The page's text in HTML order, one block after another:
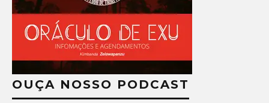
OUÇA NOSSO PODCAST